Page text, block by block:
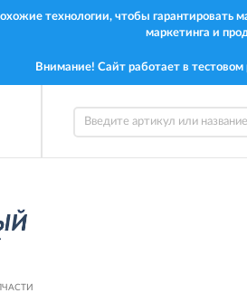
технологии, чтобы гарантировать
маркетинга и
Внимание! Сайт работает в